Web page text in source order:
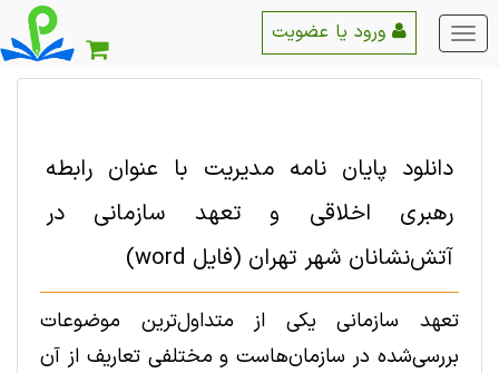
منو
اصلی
دانلود پایان نامه مدیریت با عنوان رابطه
رهبری اخلاقی و تعهد سازمانی در
آتش‌نشانان شهر تهران (فایل word)
تعهد سازمانی یکی از متداول‌ترین موضوعات
بررسی‌شده در سازمان‌هاست و مختلفی تعاریف از آن